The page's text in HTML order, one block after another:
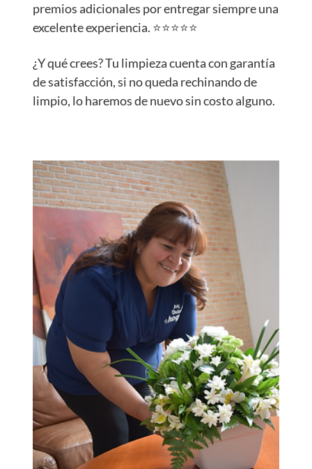
premios adicionales por entregar siempre una
excelente experiencia. ⭐️⭐️⭐️⭐️⭐️
¿Y qué crees? Tu limpieza cuenta con garantía
de satisfacción, si no queda rechinando de
limpio, lo haremos de nuevo sin costo alguno.